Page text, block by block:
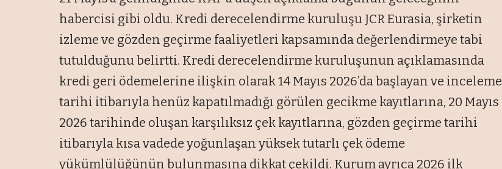
habercisi gibi oldu. Kredi derecelendirme kuruluşu JCR Eurasia, şirketin
izleme ve gözden geçirme faaliyetleri kapsamında değerlendirmeye tabi
tutulduğunu belirtti. Kredi derecelendirme kuruluşunun açıklamasında
kredi geri ödemelerine ilişkin olarak 14 Mayıs 2026’da başlayan ve inceleme
tarihi itibarıyla henüz kapatılmadığı görülen gecikme kayıtlarına, 20 Mayıs
2026 tarihinde oluşan karşılıksız çek kayıtlarına, gözden geçirme tarihi
itibarıyla kısa vadede yoğunlaşan yüksek tutarlı çek ödeme
yükümlülüğünün bulunmasına dikkat çekildi. Kurum ayrıca 2026 ilk